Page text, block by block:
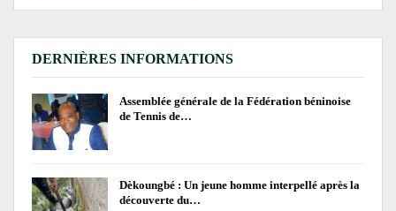
DERNIÈRES INFORMATIONS
Assemblée générale de la Fédération béninoise
de Tennis de…
Dèkoungbé : Un jeune homme interpellé après la
découverte du…